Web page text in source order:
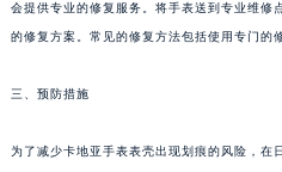
会提供专业的修复服务。将手表送到专业维修
的修复方案。常见的修复方法包括使用专门的
三、预防措施
为了减少卡地亚手表表壳出现划痕的风险，在